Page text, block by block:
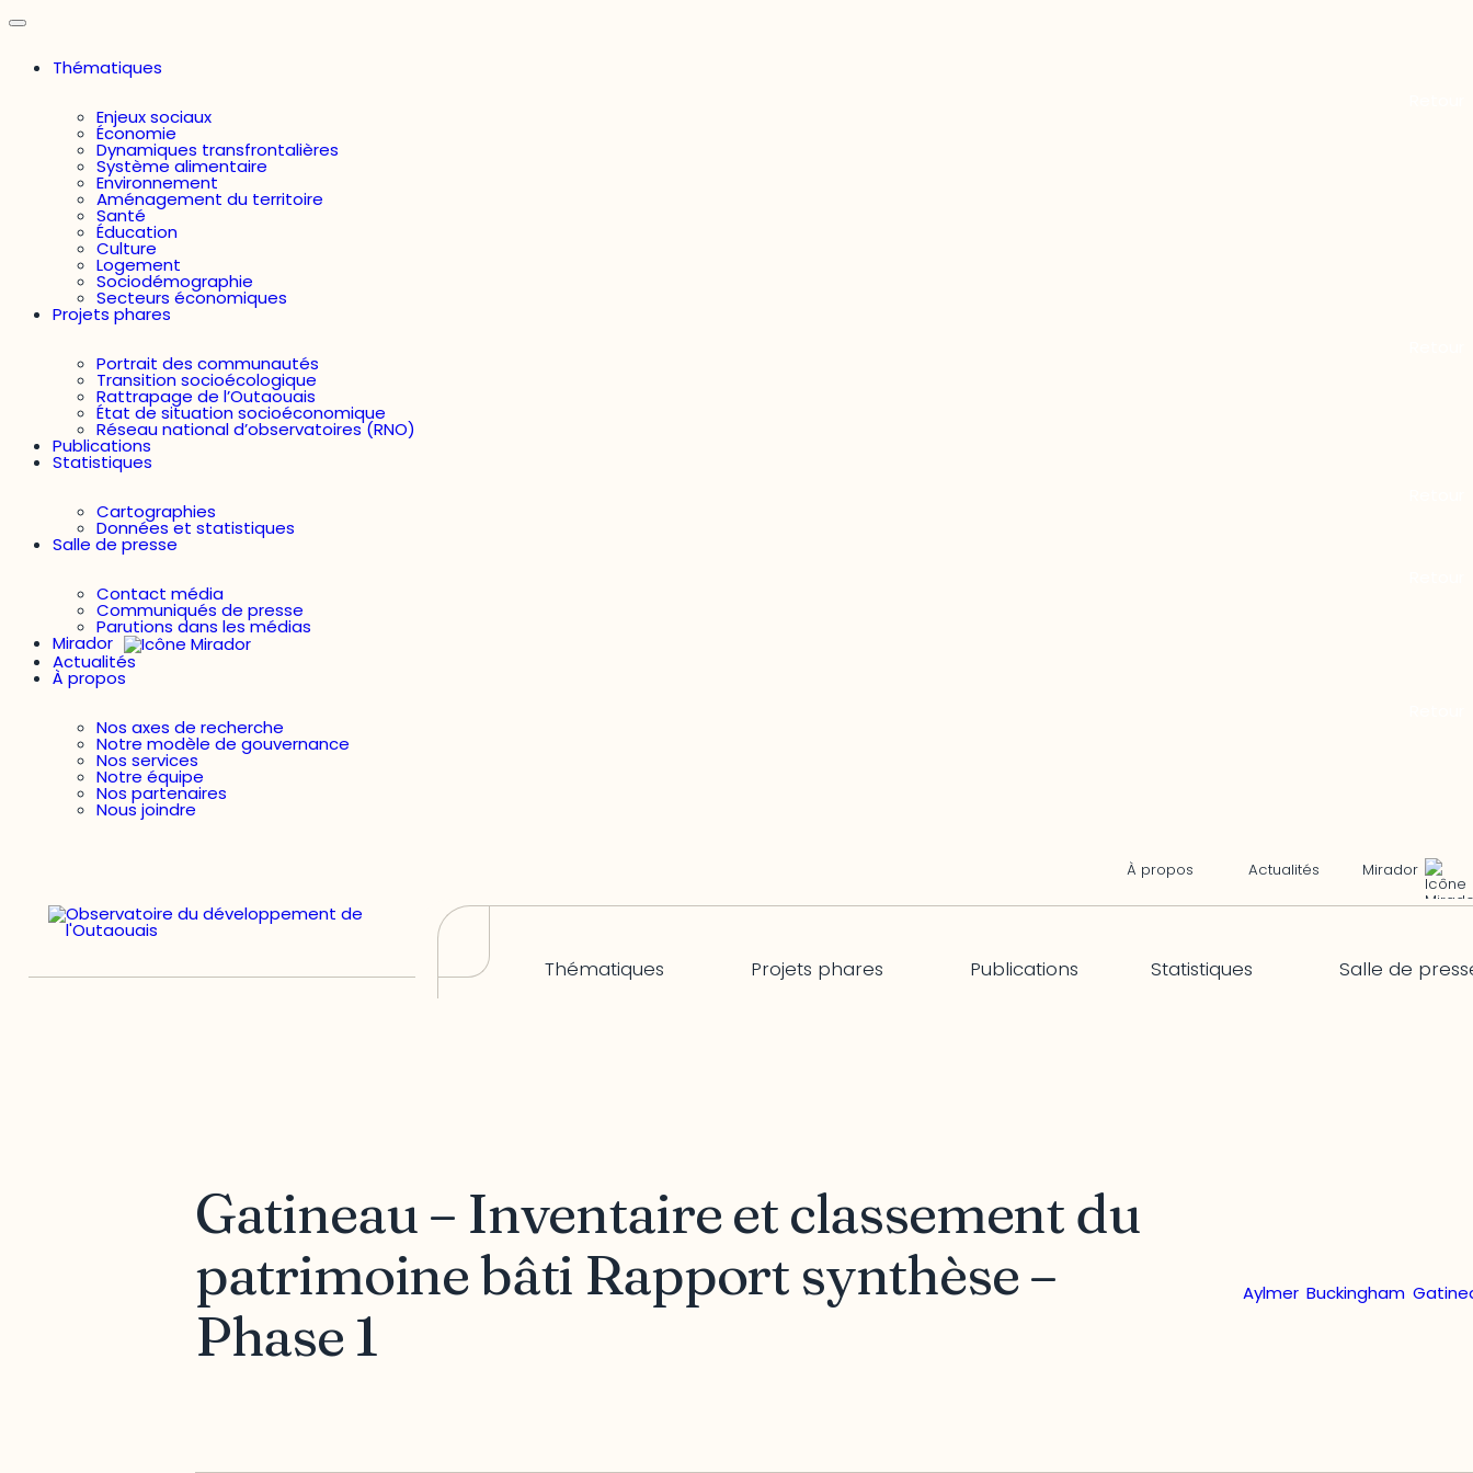
Thématiques
Enjeux sociaux
Économie
Dynamiques transfrontalières
Système alimentaire
Environnement
Aménagement du territoire
Santé
Éducation
Culture
Logement
Sociodémographie
Secteurs économiques
Projets phares
Portrait des communautés
Transition socioécologique
Rattrapage de l’Outaouais
État de situation socioéconomique
Réseau national d’observatoires (RNO)
Publications
Statistiques
Cartographies
Données et statistiques
Salle de presse
Contact média
Communiqués de presse
Parutions dans les médias
Mirador
Actualités
À propos
Nos axes de recherche
Notre modèle de gouvernance
Nos services
Notre équipe
Nos partenaires
Nous joindre
À propos Actualités Mirador
Thématiques Projets phares Publications Statistiques Salle de
Gatineau – Inventaire et classement du
patrimoine bâti Rapport synthèse –
Phase 1
Aylmer, Buckingham,